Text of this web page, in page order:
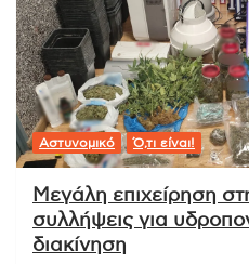
Αστυνομικό Ό,τι είναι!
Μεγάλη επιχείρηση
συλλήψεις για
διακίνηση